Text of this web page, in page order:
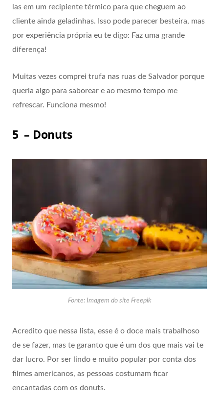
las em um recipiente térmico para que cheguem ao
cliente ainda geladinhas. Isso pode parecer besteira, mas
por experiência própria eu te digo: Faz uma grande
diferença!
Muitas vezes comprei trufa nas ruas de Salvador porque
queria algo para saborear e ao mesmo tempo me
refrescar. Funciona mesmo!
5 – Donuts
Fonte: Imagem do site Freepik
Acredito que nessa lista, esse é o doce mais trabalhoso
de se fazer, mas te garanto que é um dos que mais vai te
dar lucro. Por ser lindo e muito popular por conta dos
filmes americanos, as pessoas costumam ficar
encantadas com os donuts.